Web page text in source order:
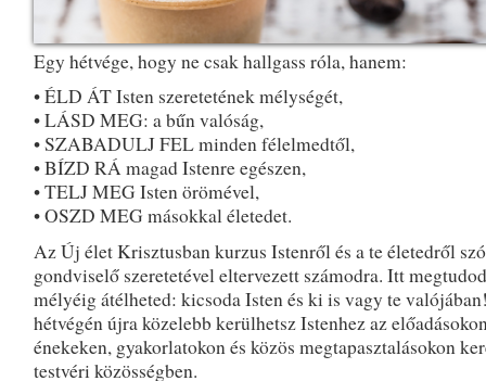
Egy hétvége, hogy ne csak hallgass róla, hanem:
• ÉLD ÁT Isten szeretetének mélységét,
• LÁSD MEG: a bűn valóság,
• SZABADULJ FEL minden félelmedtől,
• BÍZD RÁ magad Istenre egészen,
• TELJ MEG Isten örömével,
• OSZD MEG másokkal életedet.
Az Új élet Krisztusban kurzus Istenről és a te életedről
gondviselő szeretetével eltervezett számodra. Itt
mélyéig átélheted: kicsoda Isten és ki is vagy te
hétvégén újra közelebb kerülhetsz Istenhez az
énekeken, gyakorlatokon és közös megtapasztalásokon
testvéri közösségben.